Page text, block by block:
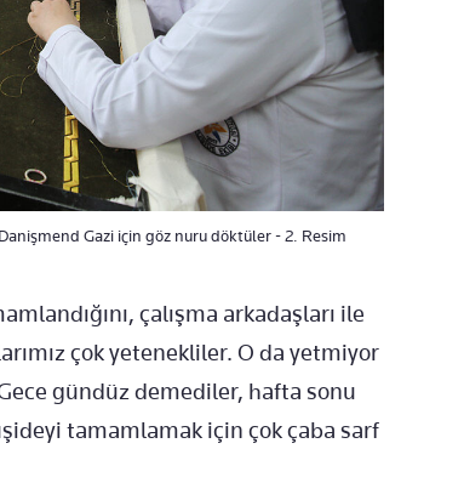
Gazi için göz nuru döktüler - 2. Resim
çalışma arkadaşları ile
çok yetenekliler. O da yetmiyor
gündüz demediler, hafta sonu
tamamlamak için çok çaba sarf